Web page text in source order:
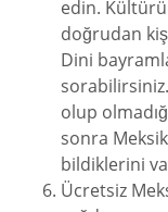
edin.
doğrudan
Dini
olup
sonra
bildiklerini
Ücretsiz